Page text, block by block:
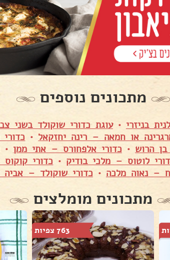
מתכונים נוספים
בניזרי •עוגת כדורי שוקולד בשני
או חמאה – רינה יחזקאל •
בן הרוש • כדורי אלפחורס – אתי ממן •
לוטוס – מלכי בודיק • כדורי
– נאוה מלכה • כדורי שוקולד – אביה
מתכונים מומלצים
763 צפיות